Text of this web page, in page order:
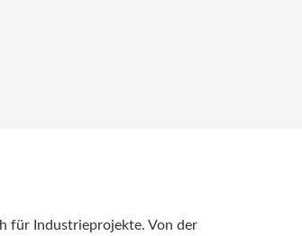
für Industrieprojekte. Von der